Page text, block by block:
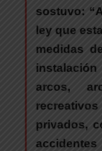
sostuvo:
ley que
medidas
arcos,
privados,